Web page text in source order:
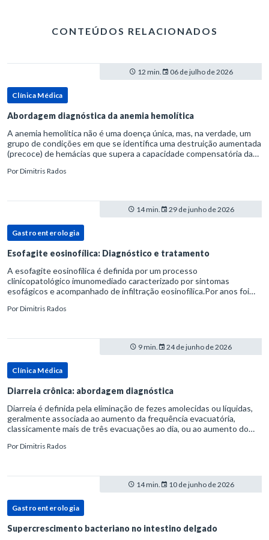
CONTEÚDOS RELACIONADOS
12 min. 06 de julho de 2026
Clínica Médica
Abordagem diagnóstica da anemia hemolítica
A anemia hemolítica não é uma doença única, mas, na verdade, um
grupo de condições em que se identifica uma destruição aumentada
(precoce) de hemácias que supera a capacidade compensatória da
PorDimitris Rados
14 min. 29 de junho de 2026
Gastroenterologia
Esofagite eosinofílica: Diagnóstico e tratamento
A esofagite eosinofílica é definida por um processo
clinicopatológico imunomediado caracterizado por sintomas
esofágicos e acompanhado de infiltração eosinofílica.Por anos foi
refluxo gastr
PorDimitris Rados
9 min. 24 de junho de 2026
Clínica Médica
Diarreia crônica: abordagem diagnóstica
Diarreia é definida pela eliminação de fezes amolecidas ou líquidas,
geralmente associada ao aumento da frequência evacuatória,
classicamente mais de três evacuações ao dia, ou ao aumento do
PorDimitris Rados
14 min. 10 de junho de 2026
Gastroenterologia
Supercrescimento bacteriano no intestino delgado